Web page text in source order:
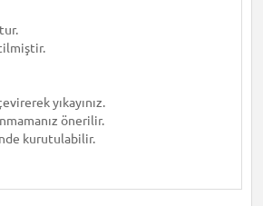
yıkayınız.
önerilir.
kurutulabilir.